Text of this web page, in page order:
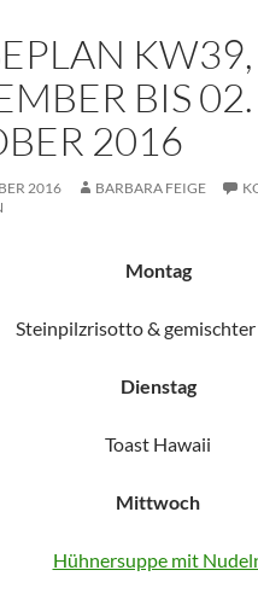
BIS 02.
2016
2016 BARBARA FEIGE
Montag
Steinpilzrisotto & gemischter
Dienstag
Toast Hawaii
Mittwoch
Hühnersuppe mit